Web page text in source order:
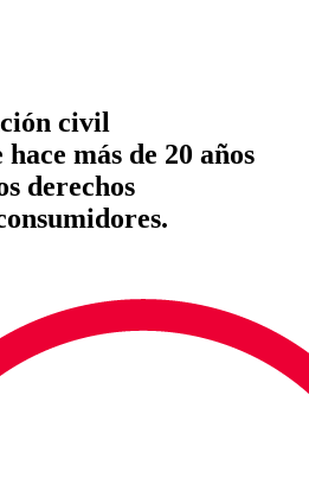
civil
más de 20 años
derechos